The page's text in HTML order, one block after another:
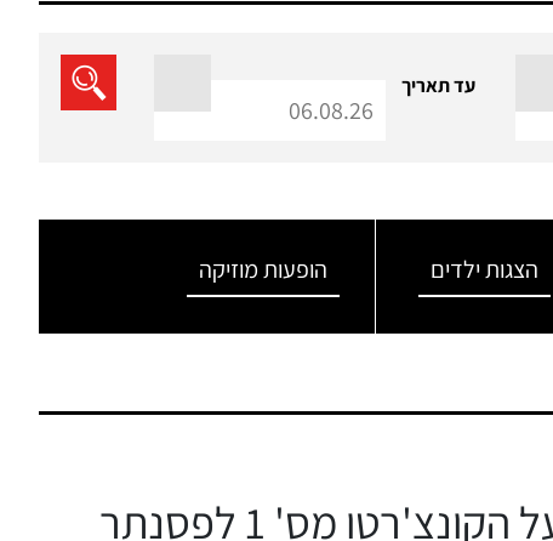
עד תאריך
הצגות ילדים הופעות מוזיקה
סטניסלב קוצ'נובסקי מנצח על סוויטת סינדרלה מאת פרוקופייב, על הקונצ'רטו מס' 1 לפסנתר